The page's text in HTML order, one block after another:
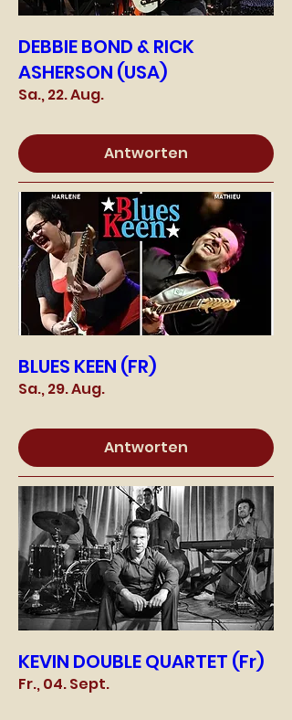
DEBBIE BOND & RICK
ASHERSON (USA)
Sa., 22. Aug.
Antworten
BLUES KEEN (FR)
Sa., 29. Aug.
Antworten
KEVIN DOUBLE QUARTET (Fr)
Fr., 04. Sept.